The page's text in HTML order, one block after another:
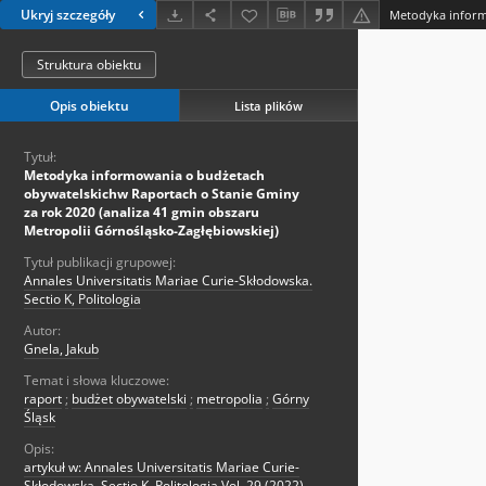
Ukryj szczegóły
Struktura obiektu
Opis obiektu Lista plików
Tytuł:
Metodyka informowania o budżetach
obywatelskichw Raportach o Stanie Gminy
za rok 2020 (analiza 41 gmin obszaru
Metropolii Górnośląsko-Zagłębiowskiej)
Tytuł publikacji grupowej:
Annales Universitatis Mariae Curie-Skłodowska.
Sectio K, Politologia
Autor:
Gnela, Jakub
Temat i słowa kluczowe:
raport ; budżet obywatelski ; metropolia ; Górny
Śląsk
Opis:
artykuł w: Annales Universitatis Mariae Curie-